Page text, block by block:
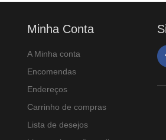
Minha Conta
A Minha conta
Encomendas
Endereços
Carrinho de compras
Lista de desejos